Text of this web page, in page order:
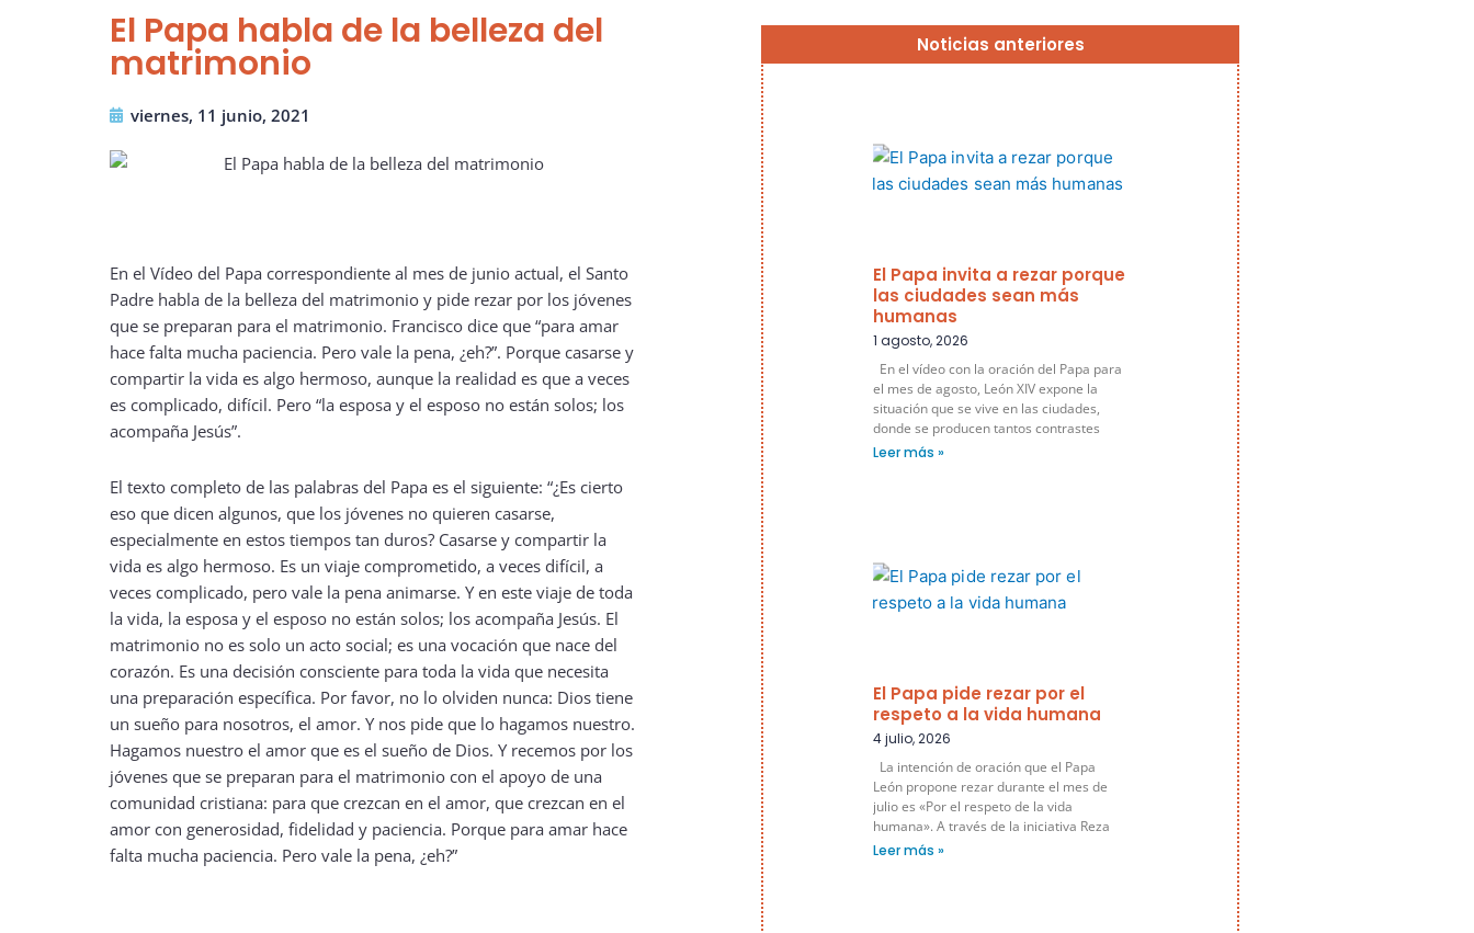
El Papa habla de la belleza del
matrimonio
viernes, 11 junio, 2021
En el Vídeo del Papa correspondiente al mes de junio actual, el Santo
Padre habla de la belleza del matrimonio y pide rezar por los jóvenes
que se preparan para el matrimonio. Francisco dice que “para amar
hace falta mucha paciencia. Pero vale la pena, ¿eh?”. Porque casarse y
compartir la vida es algo hermoso, aunque la realidad es que a veces
es complicado, difícil. Pero “la esposa y el esposo no están solos; los
acompaña Jesús”.
El texto completo de las palabras del Papa es el siguiente: “¿Es cierto
eso que dicen algunos, que los jóvenes no quieren casarse,
especialmente en estos tiempos tan duros? Casarse y compartir la
vida es algo hermoso. Es un viaje comprometido, a veces difícil, a
veces complicado, pero vale la pena animarse. Y en este viaje de toda
la vida, la esposa y el esposo no están solos; los acompaña Jesús. El
matrimonio no es solo un acto social; es una vocación que nace del
corazón. Es una decisión consciente para toda la vida que necesita
una preparación específica. Por favor, no lo olviden nunca: Dios tiene
un sueño para nosotros, el amor. Y nos pide que lo hagamos nuestro.
Hagamos nuestro el amor que es el sueño de Dios. Y recemos por los
jóvenes que se preparan para el matrimonio con el apoyo de una
comunidad cristiana: para que crezcan en el amor, que crezcan en el
amor con generosidad, fidelidad y paciencia. Porque para amar hace
falta mucha paciencia. Pero vale la pena, ¿eh?”
Noticias anteriores
El Papa invita a rezar porque
las ciudades sean más
humanas
1 agosto, 2026
En el vídeo con la oración del Papa para
el mes de agosto, León XIV expone la
situación que se vive en las ciudades,
donde se producen tantos contrastes
Leer más »
El Papa pide rezar por el
respeto a la vida humana
4 julio, 2026
La intención de oración que el Papa
León propone rezar durante el mes de
julio es «Por el respeto de la vida
humana». A través de la iniciativa Reza
Leer más »
Página
Página
Página
Página